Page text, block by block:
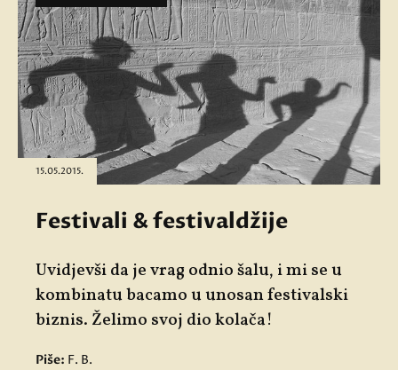
15.05.2015.
Festivali & festivaldžije
Uvidjevši da je vrag odnio šalu, i mi se u
kombinatu bacamo u unosan festivalski
biznis. Želimo svoj dio kolača!
Piše: F. B.